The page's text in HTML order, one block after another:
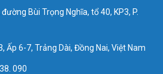
Bùi Trọng Nghĩa, tổ 40, KP3, P.
Ấp 6-7, Trảng Dài, Đồng Nai, Việt Nam
090